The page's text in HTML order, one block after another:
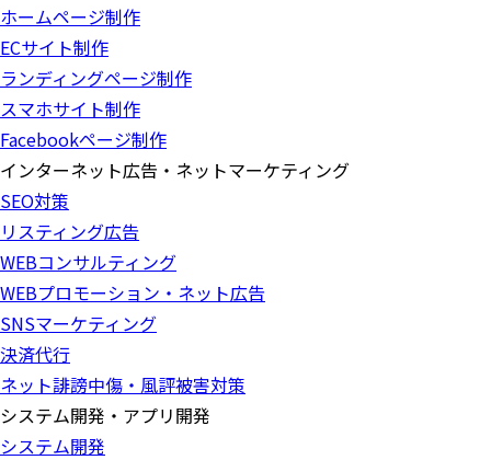
ホームページ制作
ECサイト制作
ランディングページ制作
スマホサイト制作
Facebookページ制作
インターネット広告・ネットマーケティング
SEO対策
リスティング広告
WEBコンサルティング
WEBプロモーション・ネット広告
SNSマーケティング
決済代行
ネット誹謗中傷・風評被害対策
システム開発・アプリ開発
システム開発